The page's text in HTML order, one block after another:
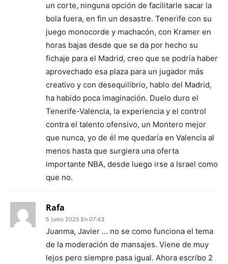
un corte, ninguna opción de facilitarle sacar la
bola fuera, en fin un desastre. Tenerife con su
juego monocorde y machacón, con Kramer en
horas bajas desde que se da por hecho su
fichaje para el Madrid, creo que se podría haber
aprovechado esa plaza para un jugador más
creativo y con desequilibrio, hablo del Madrid,
ha habido poca imaginación. Duelo duro el
Tenerife-Valencia, la experiencia y el control
contra el talento ofensivo, un Montero mejor
que nunca, yo de él me quedaría en Valencia al
menos hasta que surgiera una oferta
importante NBA, desde luego irse a Israel como
que no.
Rafa
5 junio 2025 En 07:43
Juanma, Javier … no se como funciona el tema
de la moderación de mansajes. Viene de muy
lejos pero siempre pasa igual. Ahora escribo 2